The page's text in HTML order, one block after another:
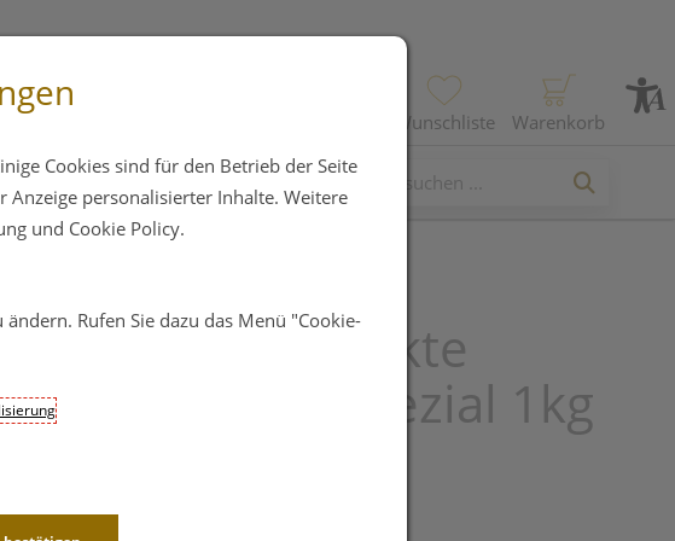
Wunschliste Warenkorb
Veterinaerprodukte
Micromineral Spezial 1kg
47,95 EUR
Cookies sind für den Betrieb der Seite
personalisierter Inhalte. Weitere
und Cookie Policy.
Rufen Sie dazu das Menü "Cookie-